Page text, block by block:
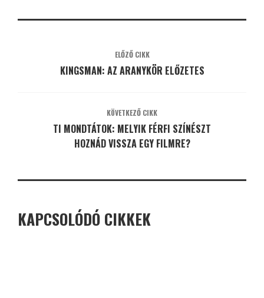
ELŐZŐ CIKK
KINGSMAN: AZ ARANYKÖR ELŐZETES
KÖVETKEZŐ CIKK
TI MONDTÁTOK: MELYIK FÉRFI SZÍNÉSZT
HOZNÁD VISSZA EGY FILMRE?
KAPCSOLÓDÓ CIKKEK